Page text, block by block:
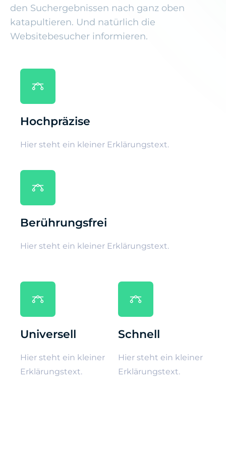
den Suchergebnissen nach ganz oben
katapultieren. Und natürlich die
Websitebesucher informieren.
Hochpräzise
Hier steht ein kleiner Erklärungstext.
Berührungsfrei
Hier steht ein kleiner Erklärungstext.
Universell
Hier steht ein kleiner
Erklärungstext.
Schnell
Hier steht ein kleiner
Erklärungstext.